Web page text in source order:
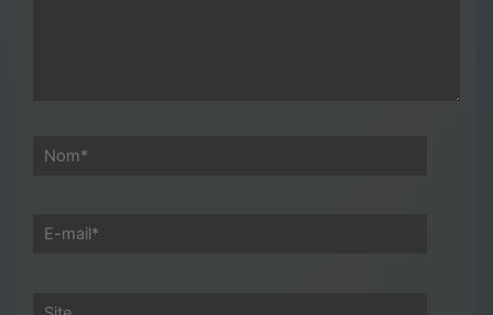
Nom*
E-
Site